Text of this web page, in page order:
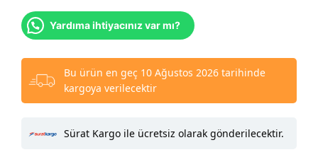
Yardıma ihtiyacınız var mı?
Bu ürün en geç 10 Ağustos 2026 tarihinde
kargoya verilecektir
Sürat Kargo ile ücretsiz olarak gönderilecektir.